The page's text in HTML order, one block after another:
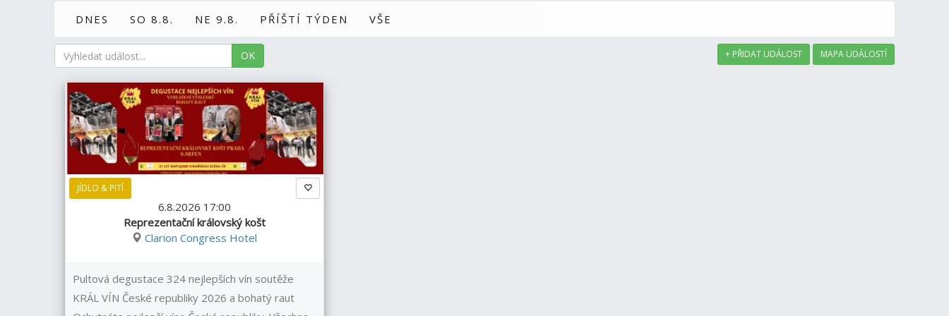
DNES SO 8.8. NE 9.8. PŘÍŠTÍ TÝDEN VŠE
OK + PŘIDAT UDÁLOST MAPA UDÁLOSTÍ
JÍDLO & PITÍ
6.8.2026 17:00
Reprezentační královský košt
Clarion Congress Hotel
Pultová degustace 324 nejlepších vín soutěže
KRÁL VÍN České republiky 2026 a bohatý raut